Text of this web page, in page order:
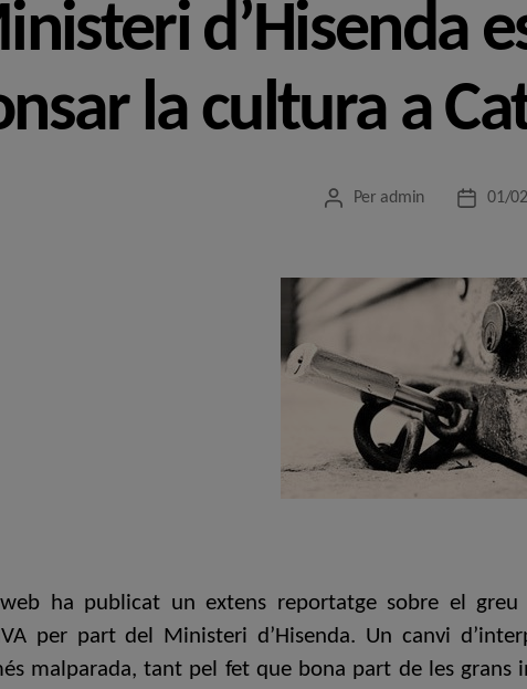
d’Hisenda
la cultura a
Autor
Per admin
Data01/
ha publicat un extens reportatge sobre el
per part del Ministeri d’Hisenda. Un canvi
malparada, tant pel fet que bona part de les